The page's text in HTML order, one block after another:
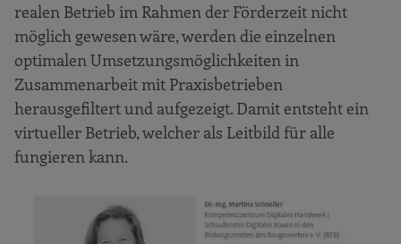
realen Betrieb im Rahmen der Förderzeit nicht
möglich gewesen wäre, werden die einzelnen
optimalen Umsetzungsmöglichkeiten in
Zusammenarbeit mit Praxisbetrieben
herausgefiltert und aufgezeigt. Damit entsteht ein
virtueller Betrieb, welcher als Leitbild für alle
fungieren kann.